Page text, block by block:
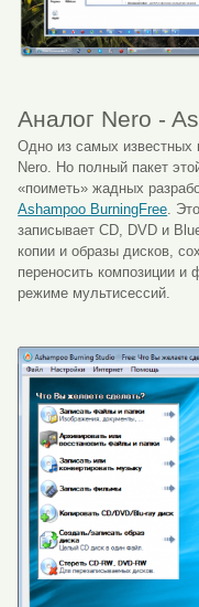
Аналог Nero -
Одно из самых известных
Nero. Но полный пакет
«поиметь» жадных
Ashampoo BurningFree .
записывает CD, DVD и
копии и образы дисков,
переносить композиции
режиме мультисессий.